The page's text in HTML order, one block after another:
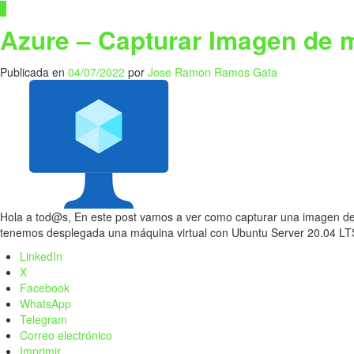
Azure – Capturar Imagen de
Publicada en 04/07/2022 por Jose Ramon Ramos Gata
Hola a tod@s, En este post vamos a ver como capturar una imagen
tenemos desplegada una máquina virtual con Ubuntu Server 20.04
LinkedIn
X
Facebook
WhatsApp
Telegram
Correo electrónico
Imprimir